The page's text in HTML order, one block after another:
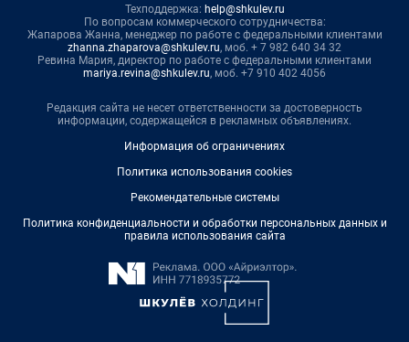
Техподдержка: help@shkulev.ru
По вопросам коммерческого сотрудничества:
Жапарова Жанна, менеджер по работе с федеральными клиентами
zhanna.zhaparova@shkulev.ru, моб. + 7 982 640 34 32
Ревина Мария, директор по работе с федеральными клиентами
mariya.revina@shkulev.ru, моб. +7 910 402 4056
Редакция сайта не несет ответственности за достоверность
информации, содержащейся в рекламных объявлениях.
Информация об ограничениях
Политика использования cookies
Рекомендательные системы
Политика конфиденциальности и обработки персональных данных и
правила использования сайта